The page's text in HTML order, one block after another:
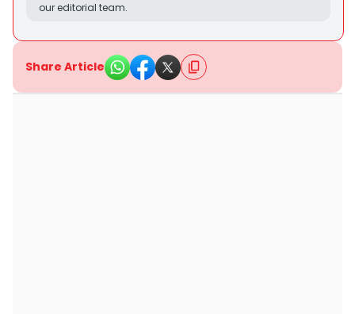
our editorial team.
Share Article